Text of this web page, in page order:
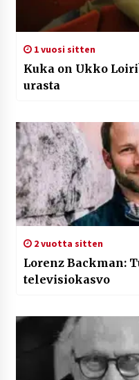
1 vuosi sitten
Kuka on Ukko
urasta
2 vuotta sitten
Lorenz Backman:
televisiokasvo